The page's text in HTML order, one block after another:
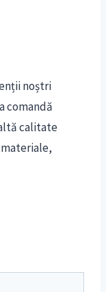
noștri
comandă
calitate